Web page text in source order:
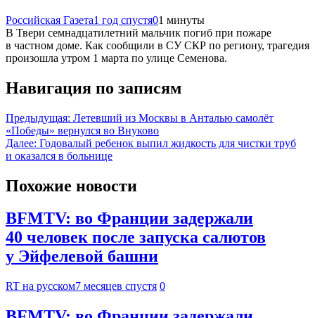
Российская Газета1 год спустя01 минуты
В Твери семнадцатилетний мальчик погиб при пожаре
в частном доме. Как сообщили в СУ СКР по региону, трагедия
произошла утром 1 марта по улице Семенова.
Навигация по записям
Предыдущая: Летевший из Москвы в Анталью самолёт
«Победы» вернулся во Внуково
Далее: Годовалый ребенок выпил жидкость для чистки труб
и оказался в больнице
Похожие новости
BFMTV: во Франции задержали
40 человек после запуска салютов
у Эйфелевой башни
RT на русском7 месяцев спустя 0